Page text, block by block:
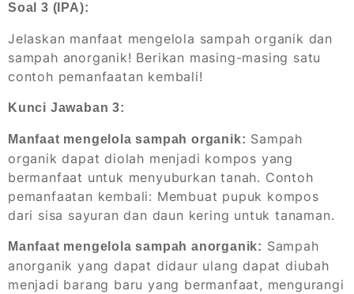
Soal 3 (IPA):
Jelaskan manfaat mengelola sampah organik dan
sampah anorganik! Berikan masing-masing satu
contoh pemanfaatan kembali!
Kunci Jawaban 3:
Manfaat mengelola sampah organik: Sampah
organik dapat diolah menjadi kompos yang
bermanfaat untuk menyuburkan tanah. Contoh
pemanfaatan kembali: Membuat pupuk kompos
dari sisa sayuran dan daun kering untuk tanaman.
Manfaat mengelola sampah anorganik: Sampah
anorganik yang dapat didaur ulang dapat diubah
menjadi barang baru yang bermanfaat, mengurangi